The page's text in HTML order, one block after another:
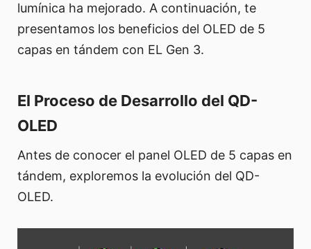
lumínica ha mejorado. A continuación, te
presentamos los beneficios del OLED de 5
capas en tándem con EL Gen 3.
El Proceso de Desarrollo del QD-
OLED
Antes de conocer el panel OLED de 5 capas en
tándem, exploremos la evolución del QD-
OLED.